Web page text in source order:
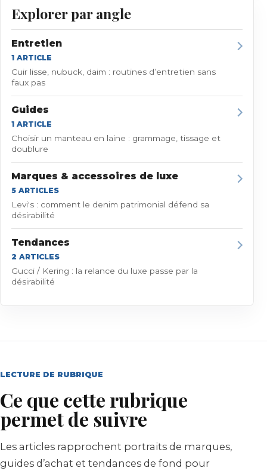
Explorer par angle
Entretien
1 ARTICLE
Cuir lisse, nubuck, daim : routines d’entretien sans
faux pas
Guides
1 ARTICLE
Choisir un manteau en laine : grammage, tissage et
doublure
Marques & accessoires de luxe
5 ARTICLES
Levi's : comment le denim patrimonial défend sa
désirabilité
Tendances
2 ARTICLES
Gucci / Kering : la relance du luxe passe par la
désirabilité
LECTURE DE RUBRIQUE
Ce que cette rubrique
permet de suivre
Les articles rapprochent portraits de marques,
guides d’achat et tendances de fond pour